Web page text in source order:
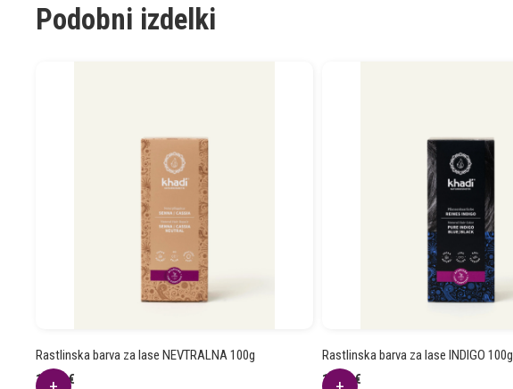
Podobni izdelki
Rastlinska barva za lase NEVTRALNA 100g
12.94€
Rastlinska barva za lase INDIGO 100g
12.94€